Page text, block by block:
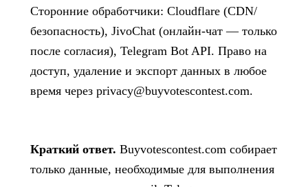
Сторонние обработчики: Cloudflare (CDN/
безопасность), JivoChat (онлайн-чат — только
после согласия), Telegram Bot API. Право на
доступ, удаление и экспорт данных в любое
время через privacy@buyvotescontest.com.
Краткий ответ. Buyvotescontest.com собирает
только данные, необходимые для выполнения